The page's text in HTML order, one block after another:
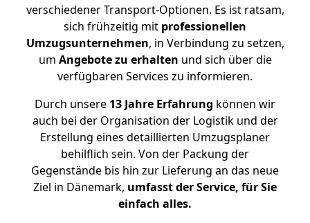
verschiedener Transport-Optionen. Es ist ratsam,
sich frühzeitig mit professionellen
Umzugsunternehmen, in Verbindung zu setzen,
um Angebote zu erhalten und sich über die
verfügbaren Services zu informieren.
Durch unsere 13 Jahre Erfahrung können wir
auch bei der Organisation der Logistik und der
Erstellung eines detaillierten Umzugsplaner
behilflich sein. Von der Packung der
Gegenstände bis hin zur Lieferung an das neue
Ziel in Dänemark, umfasst der Service, für Sie
einfach alles.